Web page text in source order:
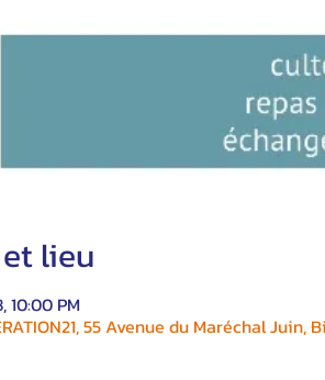
lieu
10:00 PM
55 Avenue du Maréchal Juin,